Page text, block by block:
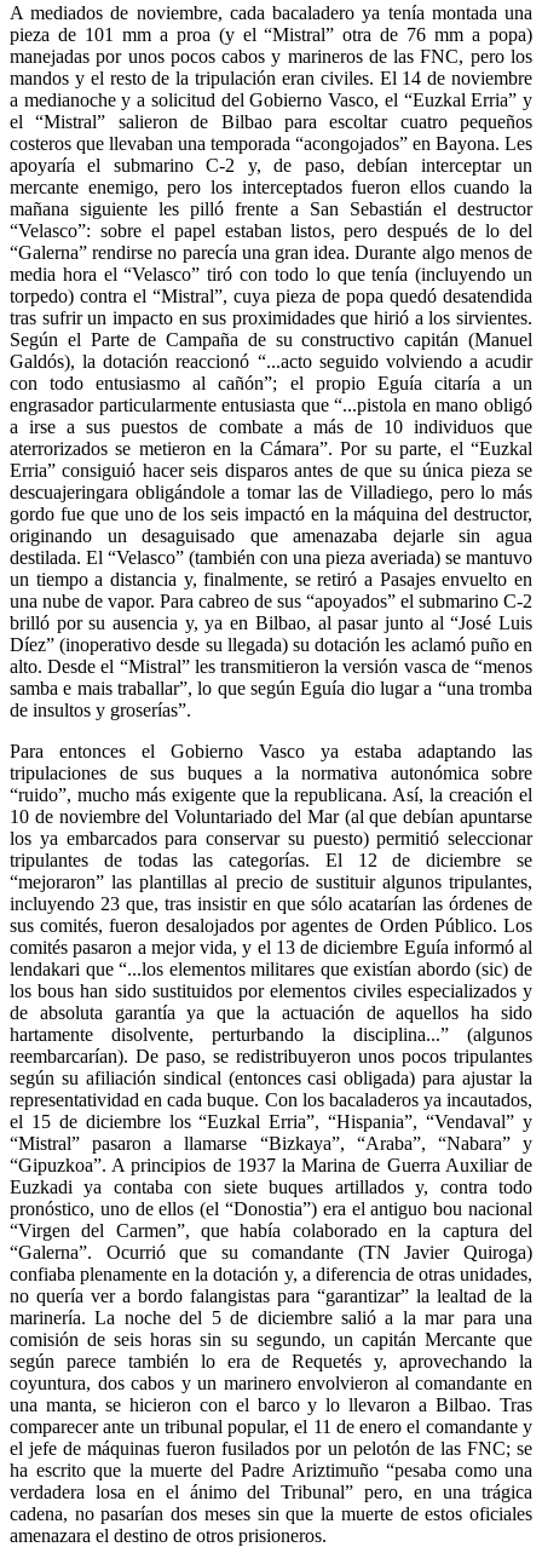
A mediados de noviembre, cada bacaladero ya tenía montada una
pieza de 101 mm a proa (y el “Mistral” otra de 76 mm a popa)
manejadas por unos pocos cabos y marineros de las FNC, pero los
mandos y el resto de la tripulación eran civiles. El 14 de noviembre
a medianoche y a solicitud del Gobierno Vasco, el “Euzkal Erria” y
el “Mistral” salieron de Bilbao para escoltar cuatro pequeños
costeros que llevaban una temporada “acongojados” en Bayona. Les
apoyaría el submarino C-2 y, de paso, debían interceptar un
mercante enemigo, pero los interceptados fueron ellos cuando la
mañana siguiente les pilló frente a San Sebastián el destructor
“Velasco”: sobre el papel estaban listos, pero después de lo del
“Galerna” rendirse no parecía una gran idea. Durante algo menos de
media hora el “Velasco” tiró con todo lo que tenía (incluyendo un
torpedo) contra el “Mistral”, cuya pieza de popa quedó desatendida
tras sufrir un impacto en sus proximidades que hirió a los sirvientes.
Según el Parte de Campaña de su constructivo capitán (Manuel
Galdós), la dotación reaccionó “...acto seguido volviendo a acudir
con todo entusiasmo al cañón”; el propio Eguía citaría a un
engrasador particularmente entusiasta que “...pistola en mano obligó
a irse a sus puestos de combate a más de 10 individuos que
aterrorizados se metieron en la Cámara”. Por su parte, el “Euzkal
Erria” consiguió hacer seis disparos antes de que su única pieza se
descuajeringara obligándole a tomar las de Villadiego, pero lo más
gordo fue que uno de los seis impactó en la máquina del destructor,
originando un desaguisado que amenazaba dejarle sin agua
destilada. El “Velasco” (también con una pieza averiada) se mantuvo
un tiempo a distancia y, finalmente, se retiró a Pasajes envuelto en
una nube de vapor. Para cabreo de sus “apoyados” el submarino C-2
brilló por su ausencia y, ya en Bilbao, al pasar junto al “José Luis
Díez” (inoperativo desde su llegada) su dotación les aclamó puño en
alto. Desde el “Mistral” les transmitieron la versión vasca de “menos
samba e mais traballar”, lo que según Eguía dio lugar a “una tromba
de insultos y groserías”.
Para entonces el Gobierno Vasco ya estaba adaptando las
tripulaciones de sus buques a la normativa autonómica sobre
“ruido”, mucho más exigente que la republicana. Así, la creación el
10 de noviembre del Voluntariado del Mar (al que debían apuntarse
los ya embarcados para conservar su puesto) permitió seleccionar
tripulantes de todas las categorías. El 12 de diciembre se
“mejoraron” las plantillas al precio de sustituir algunos tripulantes,
incluyendo 23 que, tras insistir en que sólo acatarían las órdenes de
sus comités, fueron desalojados por agentes de Orden Público. Los
comités pasaron a mejor vida, y el 13 de diciembre Eguía informó al
lendakari que “...los elementos militares que existían abordo (sic) de
los bous han sido sustituidos por elementos civiles especializados y
de absoluta garantía ya que la actuación de aquellos ha sido
hartamente disolvente, perturbando la disciplina...” (algunos
reembarcarían). De paso, se redistribuyeron unos pocos tripulantes
según su afiliación sindical (entonces casi obligada) para ajustar la
representatividad en cada buque. Con los bacaladeros ya incautados,
el 15 de diciembre los “Euzkal Erria”, “Hispania”, “Vendaval” y
“Mistral” pasaron a llamarse “Bizkaya”, “Araba”, “Nabara” y
“Gipuzkoa”. A principios de 1937 la Marina de Guerra Auxiliar de
Euzkadi ya contaba con siete buques artillados y, contra todo
pronóstico, uno de ellos (el “Donostia”) era el antiguo bou nacional
“Virgen del Carmen”, que había colaborado en la captura del
“Galerna”. Ocurrió que su comandante (TN Javier Quiroga)
confiaba plenamente en la dotación y, a diferencia de otras unidades,
no quería ver a bordo falangistas para “garantizar” la lealtad de la
marinería. La noche del 5 de diciembre salió a la mar para una
comisión de seis horas sin su segundo, un capitán Mercante que
según parece también lo era de Requetés y, aprovechando la
coyuntura, dos cabos y un marinero envolvieron al comandante en
una manta, se hicieron con el barco y lo llevaron a Bilbao. Tras
comparecer ante un tribunal popular, el 11 de enero el comandante y
el jefe de máquinas fueron fusilados por un pelotón de las FNC; se
ha escrito que la muerte del Padre Ariztimuño “pesaba como una
verdadera losa en el ánimo del Tribunal” pero, en una trágica
cadena, no pasarían dos meses sin que la muerte de estos oficiales
amenazara el destino de otros prisioneros.